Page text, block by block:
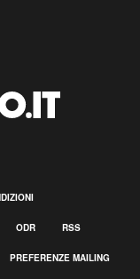
ODR RSS
PREFERENZE MAILING